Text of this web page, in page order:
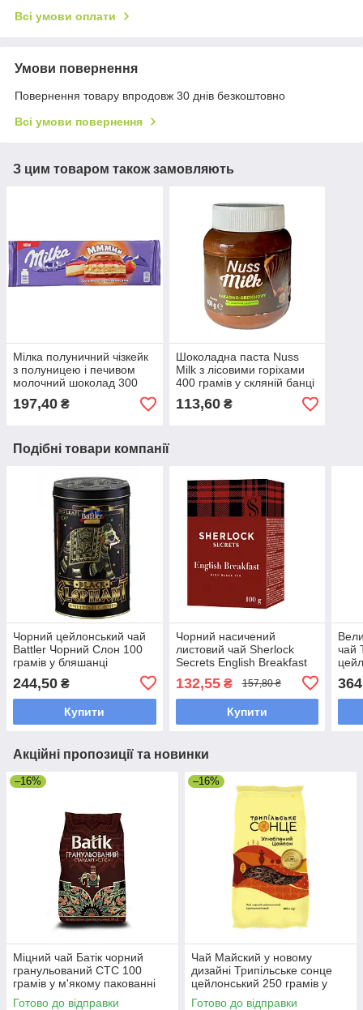
Всі умови оплати
Умови повернення
Повернення товару впродовж 30 днів безкоштовно
Всі умови повернення
З цим товаром також замовляють
Мілка полуничний чізкейк
з полуницею і печивом
молочний шоколад 300
197,40 ₴
Шоколадна паста Nuss
Milk з лісовими горіхами
400 грамів у скляній банці
113,60₴
Подібні товари компанії
Чорний цейлонський чай
Battler Чорний Слон 100
грамів у бляшанці
244,50 ₴
Купити
Чорний насичений
листовий чай Sherlock
Secrets English Breakfast
100 грамів | Чай Richard у
новому дизайні
132,55₴ 157,80 ₴
Купити
чай
Акційні пропозиції та новинки
–16%
Міцний чай Батік чорний
гранульований СТС 100
грамів у м'якому пакованні
Готово до відправки
–16%
Чай Майский у новому
дизайні Трипільське сонце
цейлонський 250 грамів у
м'якій упаковці
Готово до відправки